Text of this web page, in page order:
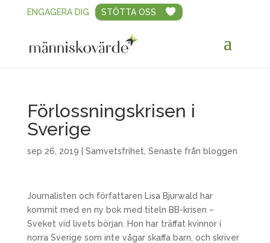
ENGAGERA DIG STÖTTA OSS
Förlossningskrisen i
Sverige
sep 26, 2019 Samvetsfrihet Senaste från bloggen
Journalisten och författaren Lisa Bjurwald har
kommit med en ny bok med titeln BB-krisen –
Sveket vid livets början. Hon har träffat kvinnor i
norra Sverige som inte vågar skaffa barn, och skriver